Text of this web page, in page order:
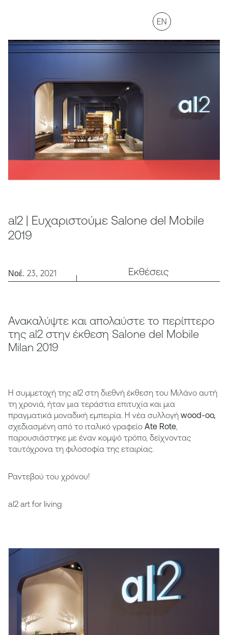
EN
al2 | Ευχαριστούμε Salone del Mobile
2019
Νοέ. 23, 2021 Εκθέσεις
Ανακαλύψτε και απολαύστε το περίπτερο
της al2 στην έκθεση Salone del Mobile
Milan 2019
Η συμμετοχή της al2 στη διεθνή έκθεση του Μιλάνο αυτή
τη χρονιά, ήταν μια τεράστια επιτυχία και μια
πραγματικά μοναδική εμπειρία. Η νέα συλλογή wood-oo,
σχεδιασμένη από το ιταλικό γραφείο Ate Rote
παρουσιάστηκε με έναν κομψό τρόπο, δείχνοντας
ταυτόχρονα τη φιλοσοφία της εταιρίας.
Ραντεβού του χρόνου!
al2 art for living